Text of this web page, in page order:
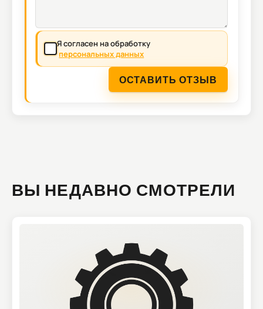
Я согласен на обработку
персональных данных
ОСТАВИТЬ ОТЗЫВ
ВЫ НЕДАВНО СМОТРЕЛИ